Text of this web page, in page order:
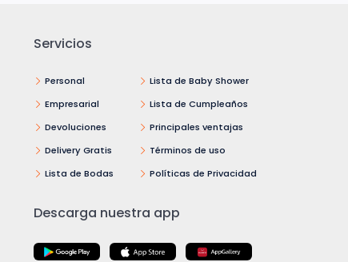
Servicios
Personal
Empresarial
Devoluciones
Delivery Gratis
Lista de Bodas
Lista de Baby Shower
Lista de Cumpleaños
Principales ventajas
Términos de uso
Políticas de Privacidad
Descarga nuestra app